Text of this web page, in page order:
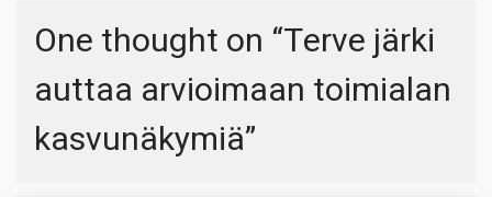
One thought on “Terve järki
auttaa arvioimaan toimialan
kasvunäkymiä”